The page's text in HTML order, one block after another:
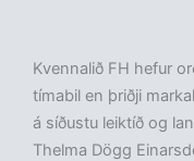
Kvennalið FH hefur
tímabil en þriðji
á síðustu leiktíð og
Thelma Dögg